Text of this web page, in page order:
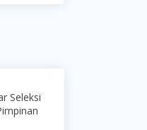
Seleksi